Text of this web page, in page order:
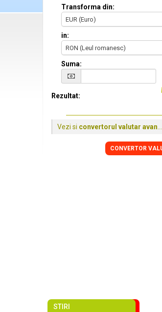
Transforma din:
EUR (Euro)
in:
RON (Leul romanesc)
Suma:
Rezultat:
Vezi si convertorul valutar avansat
CONVERTOR
STIRI